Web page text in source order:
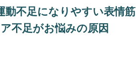
動不足になりやすい表情筋
不足がお悩みの原因